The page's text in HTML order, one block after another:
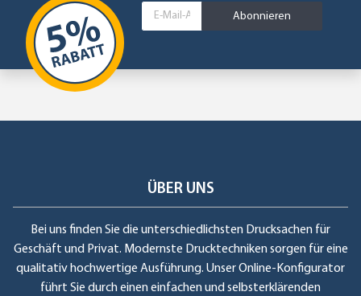
Abonnieren
ÜBER UNS
Bei uns finden Sie die unterschiedlichsten Drucksachen für
Geschäft und Privat. Modernste Drucktechniken sorgen für eine
qualitativ hochwertige Ausführung. Unser Online-Konfigurator
führt Sie durch einen einfachen und selbsterklärenden